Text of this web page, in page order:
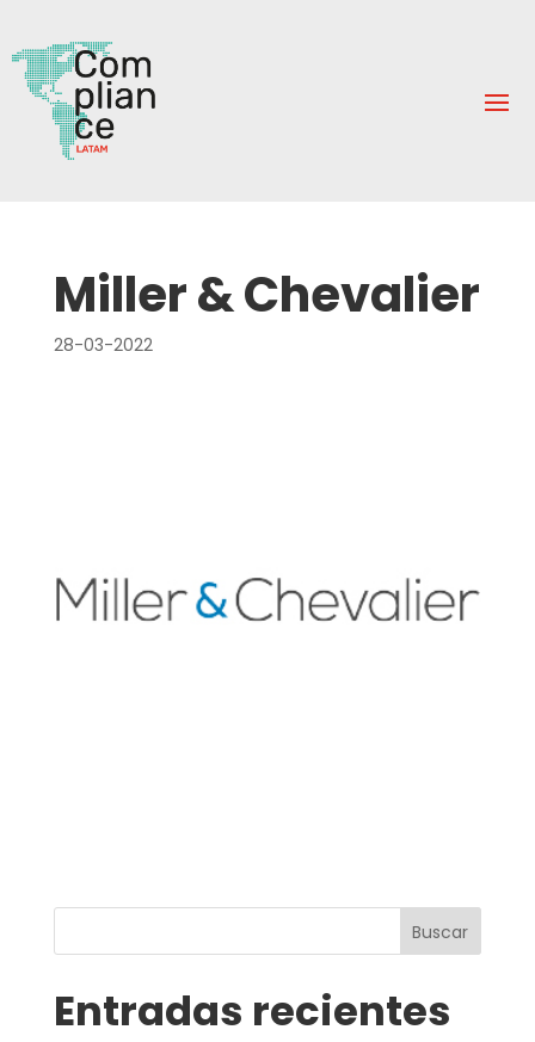
Miller & Chevalier
28-03-2022
Buscar
Entradas recientes